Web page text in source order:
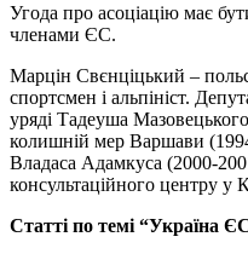
Угода про асоціацію має
членами ЄС.
Марцін Свєнціцький –
спортсмен і альпініст.
уряді Тадеуша
колишній мер Варшави
Владаса Адамкуса (2000-
консультаційного центру у
Статті по темі “Україна